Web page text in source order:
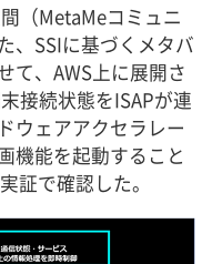
（MetaMeコミュニ
、SSIに基づくメタバ
て、AWS上に展開さ
接続状態をISAPが連
ウェアアクセラレー
機能を起動すること
証で確認した。